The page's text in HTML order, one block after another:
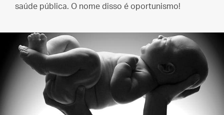
saúde pública. O nome disso é oportunismo!